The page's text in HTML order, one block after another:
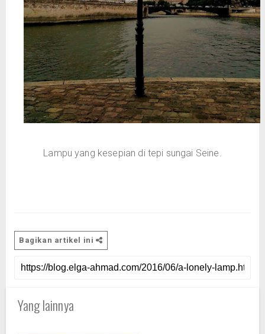
Lampu yang kesepian di tepi sungai Seine.
Bagikan artikel ini
Yang lainnya